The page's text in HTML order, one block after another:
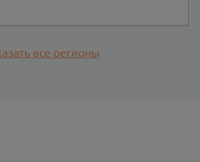
все регионы